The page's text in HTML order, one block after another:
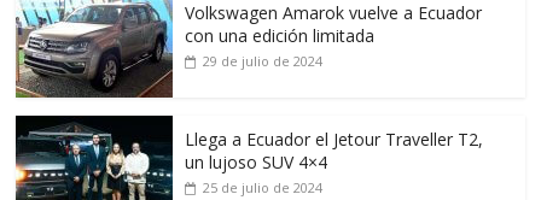
Volkswagen Amarok vuelve a Ecuador
con una edición limitada
29 de julio de 2024
Llega a Ecuador el Jetour Traveller T2,
un lujoso SUV 4×4
25 de julio de 2024